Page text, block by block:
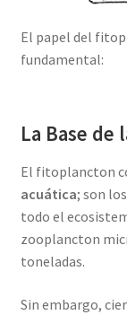
El papel del
fundamental:
La Base de
El fitoplancton
acuática; son
todo el
zooplancton
toneladas.
Sin embargo,